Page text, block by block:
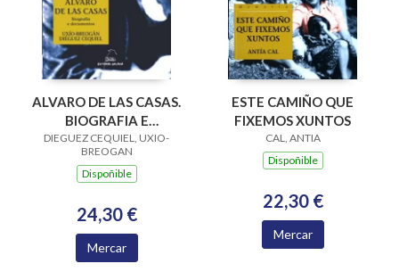
ALVARO DE LAS CASAS.
BIOGRAFIA E
DOCUMENTOS
DIEGUEZ CEQUIEL, UXIO-
BREOGAN
Dispoñible
24,30 €
Mercar
ESTE CAMIÑO QUE
FIXEMOS XUNTOS
CAL, ANTIA
Dispoñible
22,30 €
Mercar